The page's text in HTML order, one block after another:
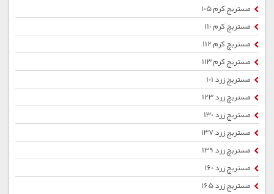
مستربچ کرم 105
مستربچ کرم 110
مستربچ کرم 112
مستربچ کرم 113
مستربچ زرد 101
مستربچ زرد 123
مستربچ زرد 130
مستربچ زرد 137
مستربچ زرد 139
مستربچ زرد 160
مستربچ زرد 165